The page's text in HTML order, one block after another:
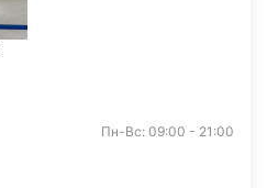
Пн-Вс: 09:00 - 21:00